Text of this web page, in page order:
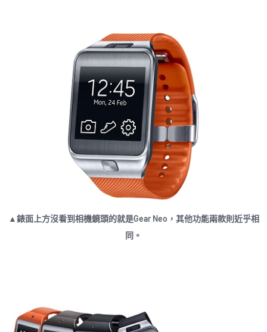
▲錶面上方沒看到相機鏡頭的就是Gear Neo，其他功能兩款則近乎相
同。